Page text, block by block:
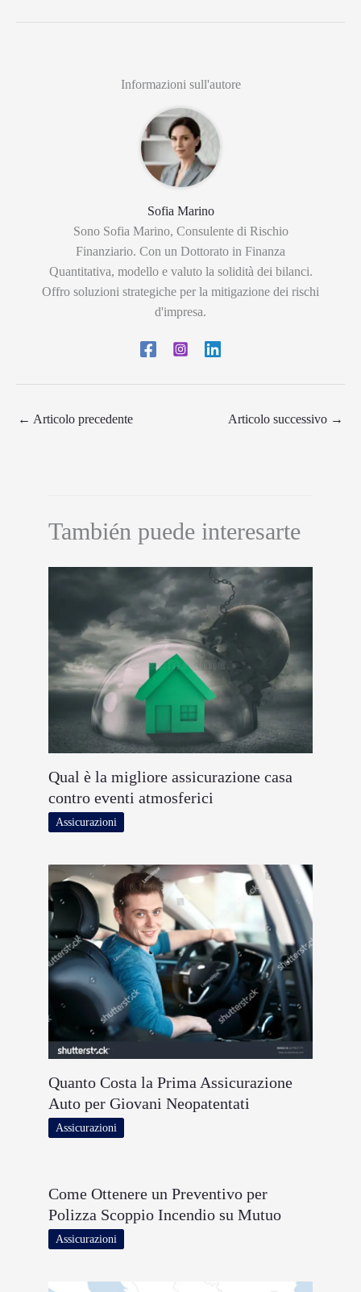
Informazioni sull'autore
Sofia Marino
Sono Sofia Marino, Consulente di Rischio
Finanziario. Con un Dottorato in Finanza
Quantitativa, modello e valuto la solidità dei bilanci.
Offro soluzioni strategiche per la mitigazione dei rischi
d'impresa.
← Articolo precedente Articolo successivo →
También puede interesarte
Qual è la migliore assicurazione casa
contro eventi atmosferici
Assicurazioni
Quanto Costa la Prima Assicurazione
Auto per Giovani Neopatentati
Assicurazioni
Come Ottenere un Preventivo per
Polizza Scoppio Incendio su Mutuo
Assicurazioni